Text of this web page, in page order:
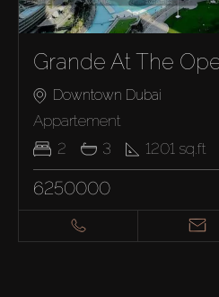
Grande At The
Downtown Dubai
Appartement
2
3 1201 sq.ft
6250000